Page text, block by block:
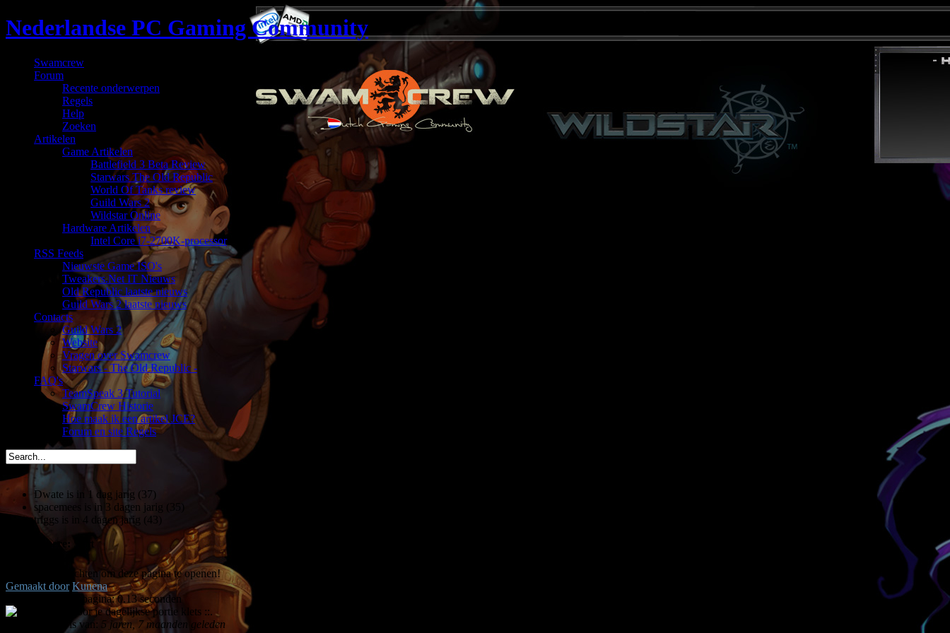
Nederlandse PC Gaming Community
Swamcrew
Forum
Recente onderwerpen
Regels
Help
Zoeken
Artikelen
Game Artikelen
Battlefield 3 Beta Review
Starwars The Old Republic
World Of Tanks review
Guild Wars 2
Wildstar Online
Hardware Artikelen
Intel Core i7-2700K-processor
RSS Feeds
Nieuwste Game ISO's
Tweakers.Net IT Nieuws
Old Republic laatste nieuws
Guild Wars 2 laatste nieuws
Contacts
Guild Wars 2
Website
Vragen over Swamcrew
Starwars - The Old Republic -
FAQ's
TeamSpeak 3 Tutorial
SwamCrew Historie
Hoe maak ik een artikel JCE?
Forum en site Regels
Dwate is in 1 dag jarig (37)
spacemees is in 3 dagen jarig (35)
triggs is in 4 dagen jarig (43)
You are here:
U heeft geen rechten om deze pagina te openen!
Gemaakt door Kunena
Tijd voor maken pagina: 0.13 seconden
.: Shoutbox voor je dagelijkse portie klets ::.
Laatste Shout is van: 5 jaren, 7 maanden geleden